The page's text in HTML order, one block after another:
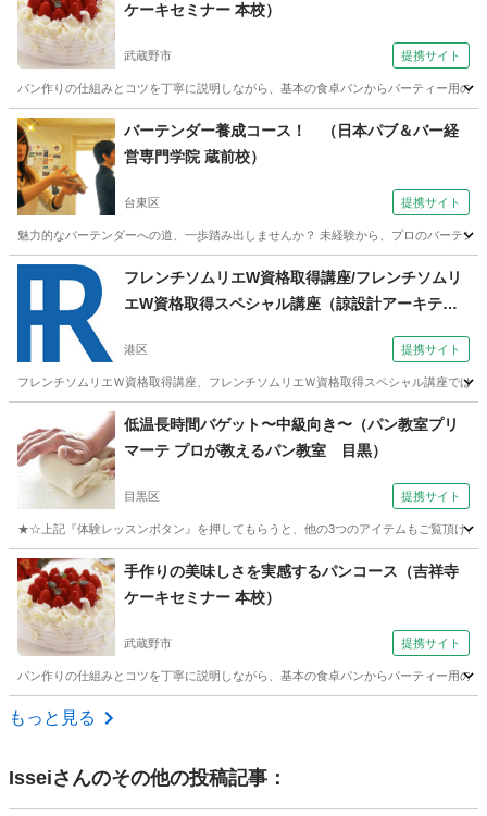
ケーキセミナー 本校）
武蔵野市 提携サイト
パン作りの仕組みとコツを丁寧に説明しながら、基本の食卓パンからパーティー用の
東京 武蔵野市 バーテンダー養成コース！ （日本パブ＆バー経
営専門学院 蔵前校）
台東区 提携サイト
魅力的なバーテンダーへの道、一歩踏み出しませんか？ 未経験から、プロのバーテ
東京 台東区 カクテル
フレンチソムリエW資格取得講座/フレンチソムリ
エW資格取得スペシャル講座（諒設計アーキテク
港区 提携サイト
フレンチソムリエＷ資格取得講座、フレンチソムリエＷ資格取得スペシャル講座では
その他
低温長時間バゲット〜中級向き〜（パン教室プリ
マーテ プロが教えるパン教室 目黒）
目黒区 提携サイト
★☆上記『体験レッスンボタン』を押してもらうと、他の3つのアイテムもご覧頂け
東京 目黒区 パン
手作りの美味しさを実感するパンコース（吉祥寺
ケーキセミナー 本校）
武蔵野市 提携サイト
パン作りの仕組みとコツを丁寧に説明しながら、基本の食卓パンからパーティー用の
東京 武蔵野市
もっと見る
Isseiさんのその他の投稿記事：